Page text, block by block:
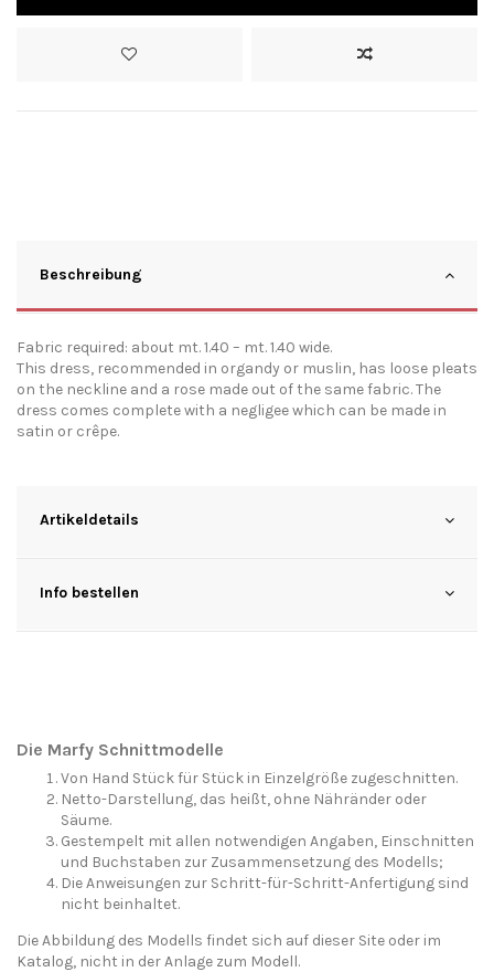
Beschreibung
Fabric required: about mt. 1.40 – mt. 1.40 wide.
This dress, recommended in organdy or muslin, has loose pleats
on the neckline and a rose made out of the same fabric. The
dress comes complete with a negligee which can be made in
satin or crêpe.
Artikeldetails
Info bestellen
Die Marfy Schnittmodelle
Von Hand Stück für Stück in Einzelgröße zugeschnitten.
Netto-Darstellung, das heißt, ohne Nähränder oder
Säume.
Gestempelt mit allen notwendigen Angaben, Einschnitten
und Buchstaben zur Zusammensetzung des Modells;
Die Anweisungen zur Schritt-für-Schritt-Anfertigung sind
nicht beinhaltet.
Die Abbildung des Modells findet sich auf dieser Site oder im
Katalog, nicht in der Anlage zum Modell.